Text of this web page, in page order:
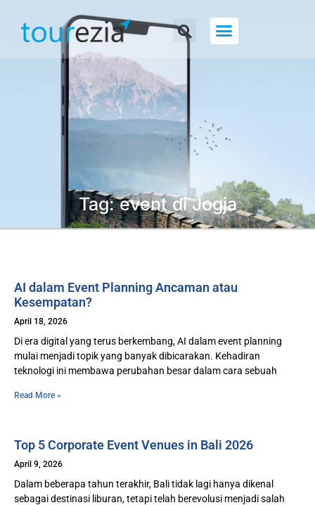
Tag: event di Jogja
AI dalam Event Planning Ancaman atau
Kesempatan?
April 18, 2026
Di era digital yang terus berkembang, AI dalam event planning
mulai menjadi topik yang banyak dibicarakan. Kehadiran
teknologi ini membawa perubahan besar dalam cara sebuah
Read More »
Top 5 Corporate Event Venues in Bali 2026
April 9, 2026
Dalam beberapa tahun terakhir, Bali tidak lagi hanya dikenal
sebagai destinasi liburan, tetapi telah berevolusi menjadi salah